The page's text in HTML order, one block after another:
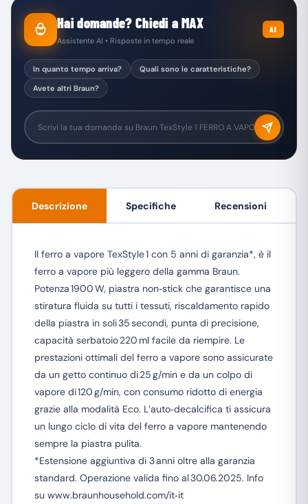
Hai domande? Chiedi a MAX
Assistente AI • Risposte in tempo reale
AI
In quanto tempo arriva?
Quali sono le caratteristiche?
Avete altri Braun?
Descrizione Specifiche Recensioni
Il ferro a vapore TexStyle 1 con 5 anni di garanzia*, è il
ferro a vapore più leggero della gamma Braun.
Potenza 1900 W, piastra non‑stick che garantisce una
stiratura fluida su tutti i tessuti, riscaldamento rapido
della piastra in soli 35 secondi, punta di precisione,
capacità serbatoio 220 ml facile da riempire. Le
prestazioni ottimali del ferro a vapore sono assicurate
da un getto continuo di 25 g/min e da un colpo di
vapore di 120 g/min, con consumo ridotto di energia
grazie alla modalità Eco. L’auto‑decalcifica ti assicura
un lungo ciclo di vita del ferro a vapore mantenendo
sempre la piastra pulita.
*Estensione aggiuntiva di 3 anni oltre alla garanzia
standard. Operazione valida fino al 30.06.2025. Info
su www.braunhousehold.com/it‑it